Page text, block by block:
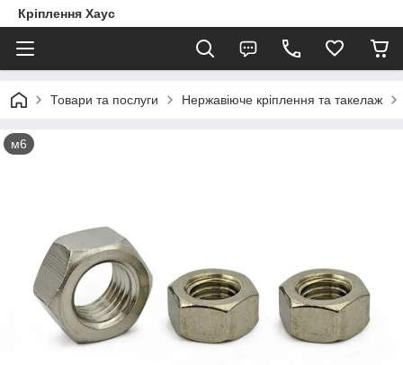
Кріплення Хаус
Товари та послуги Нержавіюче кріплення та такелаж
м6